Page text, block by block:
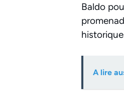
Baldo
A lire